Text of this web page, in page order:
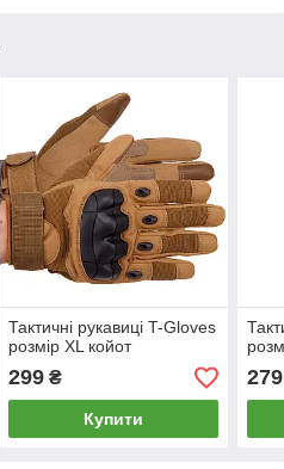
Тактичні рукавиці T-Gloves
розмір XL койот
299₴
Купити
279